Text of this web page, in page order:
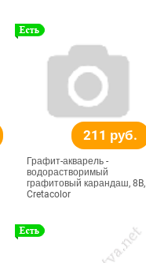
211 руб.
Графит-акварель -
водорастворимый
графитовый карандаш, 8B,
Cretacolor